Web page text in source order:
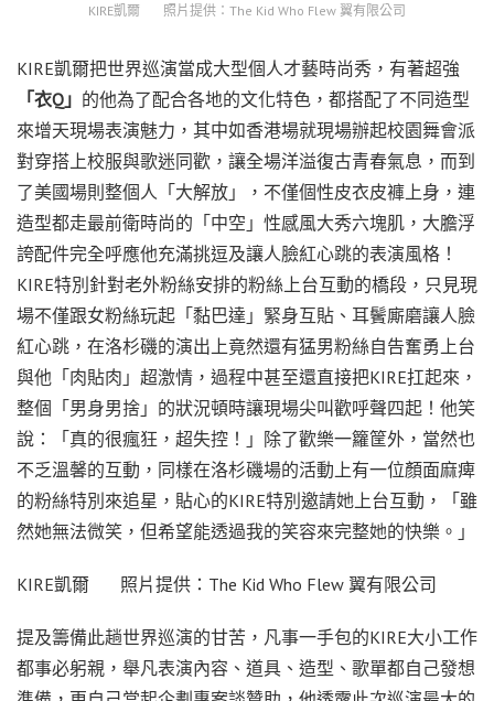
KIRE凱爾 照片提供：The Kid Who Flew 翼有限公司
KIRE凱爾把世界巡演當成大型個人才藝時尚秀，有著超強
「衣Q」 的他為了配合各地的文化特色，都搭配了不同造型
來增天現場表演魅力，其中如香港場就現場辦起校園舞會派
對穿搭上校服與歌迷同歡，讓全場洋溢復古青春氣息，而到
了美國場則整個人「大解放」，不僅個性皮衣皮褲上身，連
造型都走最前衛時尚的「中空」性感風大秀六塊肌，大膽浮
誇配件完全呼應他充滿挑逗及讓人臉紅心跳的表演風格！
KIRE特別針對老外粉絲安排的粉絲上台互動的橋段，只見現
場不僅跟女粉絲玩起「黏巴達」緊身互貼、耳鬢廝磨讓人臉
紅心跳，在洛杉磯的演出上竟然還有猛男粉絲自告奮勇上台
與他「肉貼肉」超激情，過程中甚至還直接把KIRE扛起來，
整個「男身男捨」的狀況頓時讓現場尖叫歡呼聲四起！他笑
說：「真的很瘋狂，超失控！」除了歡樂一籮筐外，當然也
不乏溫馨的互動，同樣在洛杉磯場的活動上有一位顏面麻痺
的粉絲特別來追星，貼心的KIRE特別邀請她上台互動，「雖
然她無法微笑，但希望能透過我的笑容來完整她的快樂。」
KIRE凱爾 照片提供：The Kid Who Flew 翼有限公司
提及籌備此趟世界巡演的甘苦，凡事一手包的KIRE大小工作
都事必躬親，舉凡表演內容、道具、造型、歌單都自己發想